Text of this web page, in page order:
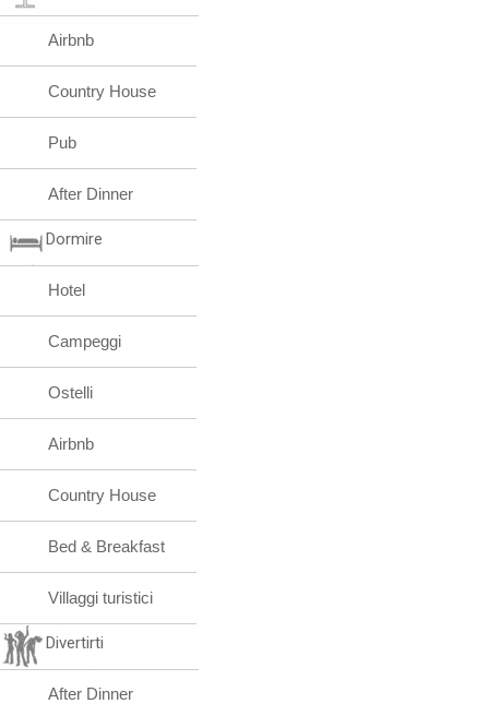
Airbnb
Country House
Pub
After Dinner
Dormire
Hotel
Campeggi
Ostelli
Airbnb
Country House
Bed & Breakfast
Villaggi turistici
Divertirti
After Dinner